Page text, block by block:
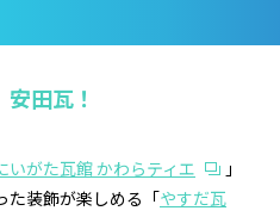
田瓦！
いがた瓦館 かわらティエ
」
た装飾が楽しめる「 やすだ瓦